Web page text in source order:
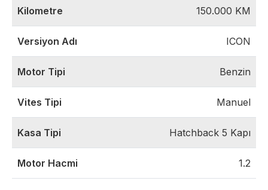
Kilometre 150.000 KM
Versiyon Adı ICON
Motor Tipi Benzin
Vites Tipi Manuel
Kasa Tipi Hatchback 5 Kapı
Motor Hacmi 1.2